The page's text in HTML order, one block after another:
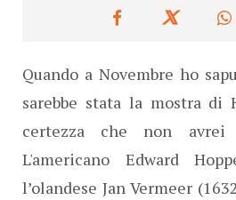
Quando a Novembre ho
sarebbe stata la mostra di
certezza che non avrei
L'americano Edward
l’olandese Jan Vermeer